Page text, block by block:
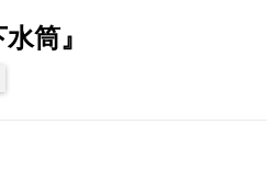
筒』